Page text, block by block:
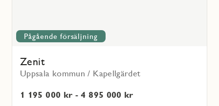
Pågående försäljning
Zenit
Uppsala kommun / Kapellgärdet
1 195 000 kr - 4 895 000 kr